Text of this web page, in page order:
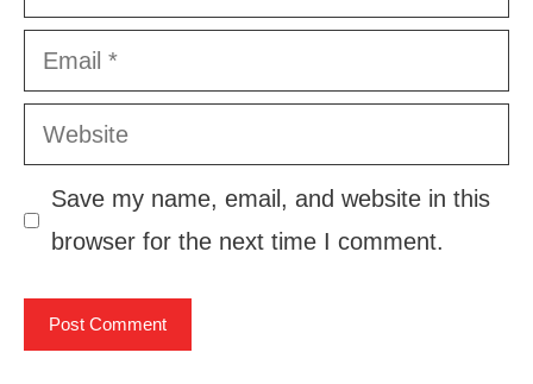
Email
Website
Save my name, email, and website in this
browser for the next time I comment.